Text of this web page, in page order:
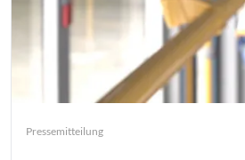
Pressemitteilung